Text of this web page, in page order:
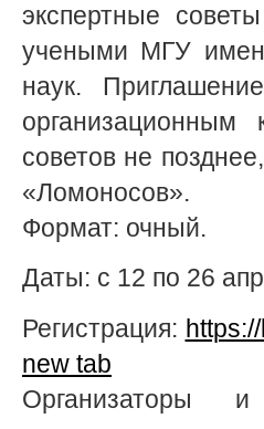
экспертные
учеными МГУ
наук.
организационным
советов не
«Ломоносов».
Формат: очный.
Даты: с 12 по 26
Регистрация:
new tab
Организаторы